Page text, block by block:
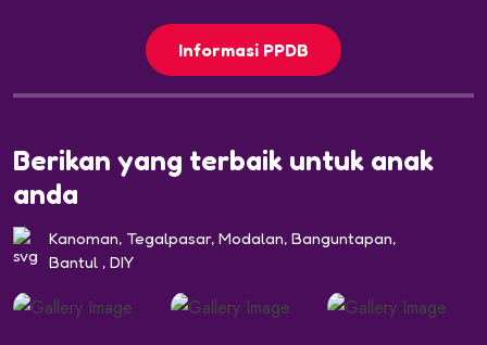
Informasi PPDB
Berikan yang terbaik untuk anak
anda
Kanoman, Tegalpasar, Modalan, Banguntapan,
Bantul , DIY